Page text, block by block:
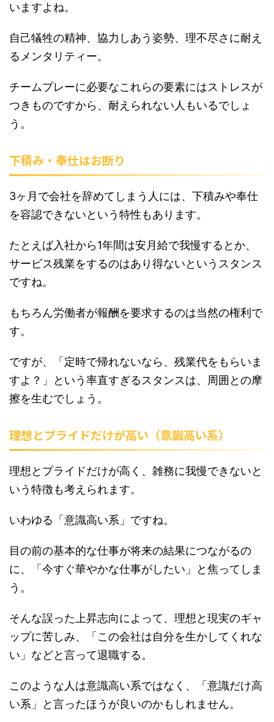
いますよね。
自己犠牲の精神、協力しあう姿勢、理不尽さに耐え
るメンタリティー。
チームプレーに必要なこれらの要素にはストレスが
つきものですから、耐えられない人もいるでしょ
う。
下積み・奉仕はお断り
3ヶ月で会社を辞めてしまう人には、下積みや奉仕
を容認できないという特性もあります。
たとえば入社から1年間は安月給で我慢するとか、
サービス残業をするのはあり得ないというスタンス
ですね。
もちろん労働者が報酬を要求するのは当然の権利で
す。
ですが、「定時で帰れないなら、残業代をもらいま
すよ？」という率直すぎるスタンスは、周囲との摩
擦を生むでしょう。
理想とプライドだけが高い（意識高い系）
理想とプライドだけが高く、雑務に我慢できないと
いう特徴も考えられます。
いわゆる「意識高い系」ですね。
目の前の基本的な仕事が将来の結果につながるの
に、「今すぐ華やかな仕事がしたい」と焦ってしま
う。
そんな誤った上昇志向によって、理想と現実のギャ
ップに苦しみ、「この会社は自分を生かしてくれな
い」などと言って退職する。
このような人は意識高い系ではなく、「意識だけ高
い系」と言ったほうが良いのかもしれません。